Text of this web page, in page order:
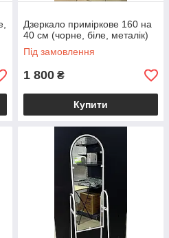
Дзеркало приміркове 160 на
40 см (чорне, біле, металік)
Під замовлення
1 800 ₴
Купити